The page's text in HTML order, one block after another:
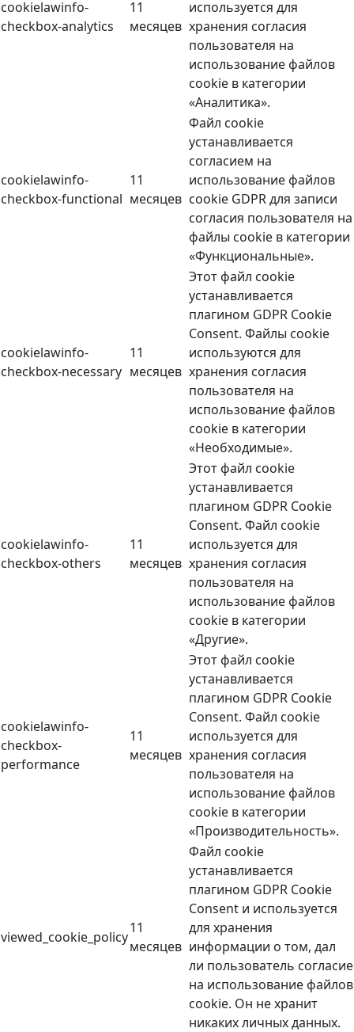
cookielawinfo-
checkbox-analytics
11
месяцев
используется для
хранения согласия
пользователя на
использование файлов
cookie в категории
«Аналитика».
cookielawinfo-
checkbox-functional
11
месяцев
Файл cookie
устанавливается
согласием на
использование файлов
cookie GDPR для записи
согласия пользователя на
файлы cookie в категории
«Функциональные».
cookielawinfo-
checkbox-necessary
11
месяцев
Этот файл cookie
устанавливается
плагином GDPR Cookie
Consent. Файлы cookie
используются для
хранения согласия
пользователя на
использование файлов
cookie в категории
«Необходимые».
cookielawinfo-
checkbox-others
11
месяцев
Этот файл cookie
устанавливается
плагином GDPR Cookie
Consent. Файл cookie
используется для
хранения согласия
пользователя на
использование файлов
cookie в категории
«Другие».
cookielawinfo-
checkbox-
performance
11
месяцев
Этот файл cookie
устанавливается
плагином GDPR Cookie
Consent. Файл cookie
используется для
хранения согласия
пользователя на
использование файлов
cookie в категории
«Производительность».
viewed_cookie_policy
11
месяцев
Файл cookie
устанавливается
плагином GDPR Cookie
Consent и используется
для хранения
информации о том, дал
ли пользователь согласие
на использование файлов
cookie. Он не хранит
никаких личных данных.